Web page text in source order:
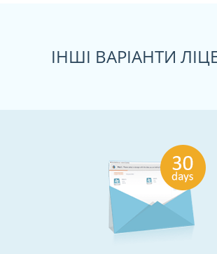
ІНШІ ВАРІАНТИ